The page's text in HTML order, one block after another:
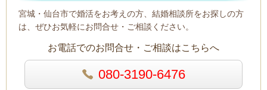
宮城・仙台市で婚活をお考えの方、結婚相談所をお探しの方
は、ぜひお気軽にお問合せ・ご相談ください。
お電話でのお問合せ・ご相談はこちらへ
080-3190-6476